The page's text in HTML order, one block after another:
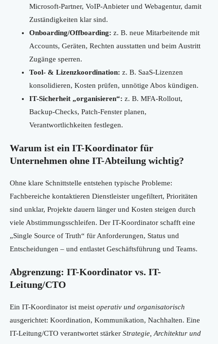
Microsoft-Partner, VoIP-Anbieter und Webagentur, damit
Zuständigkeiten klar sind.
Onboarding/Offboarding: z. B. neue Mitarbeitende mit
Accounts, Geräten, Rechten ausstatten und beim Austritt
Zugänge sperren.
Tool- & Lizenzkoordination: z. B. SaaS-Lizenzen
konsolidieren, Kosten prüfen, unnötige Abos kündigen.
IT-Sicherheit „organisieren“: z. B. MFA-Rollout,
Backup-Checks, Patch-Fenster planen,
Verantwortlichkeiten festlegen.
Warum ist ein IT-Koordinator für
Unternehmen ohne IT-Abteilung wichtig?
Ohne klare Schnittstelle entstehen typische Probleme:
Fachbereiche kontaktieren Dienstleister ungefiltert, Prioritäten
sind unklar, Projekte dauern länger und Kosten steigen durch
viele Abstimmungsschleifen. Der IT-Koordinator schafft eine
„Single Source of Truth“ für Anforderungen, Status und
Entscheidungen – und entlastet Geschäftsführung und Teams.
Abgrenzung: IT-Koordinator vs. IT-
Leitung/CTO
Ein IT-Koordinator ist meist operativ und organisatorisch
ausgerichtet: Koordination, Kommunikation, Nachhalten. Eine
IT-Leitung/CTO verantwortet stärker Strategie, Architektur und